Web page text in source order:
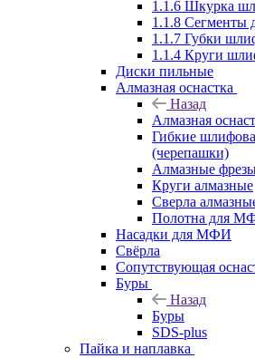
1.1.6 Шкурка
1.1.8 Сегменты
1.1.7 Губки
1.1.4 Круги
Диски пильные
Алмазная оснастка
Назад
Алмазная
Гибкие
(черепашки)
Алмазные
Круги алмазные
Сверла
Полотна для
Насадки для МФИ
Свёрла
Сопутствующая
Буры
Назад
Буры
SDS-plus
Пайка и наплавка